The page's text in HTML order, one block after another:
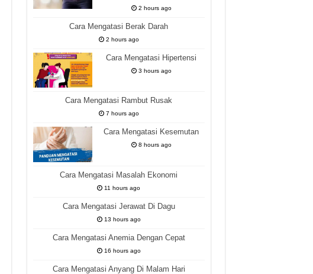
2 hours ago
Cara Mengatasi Berak Darah
2 hours ago
Cara Mengatasi Hipertensi
3 hours ago
Cara Mengatasi Rambut Rusak
7 hours ago
Cara Mengatasi Kesemutan
8 hours ago
Cara Mengatasi Masalah Ekonomi
11 hours ago
Cara Mengatasi Jerawat Di Dagu
13 hours ago
Cara Mengatasi Anemia Dengan Cepat
16 hours ago
Cara Mengatasi Anyang Di Malam Hari